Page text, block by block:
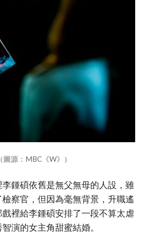
（圖源：MBC《W》）
李鍾碩依舊是無父無母的人設，雖
察官，但因為毫無背景，升職遙
裡給李鍾碩安排了一段不算太虐
演的女主角甜蜜結婚。